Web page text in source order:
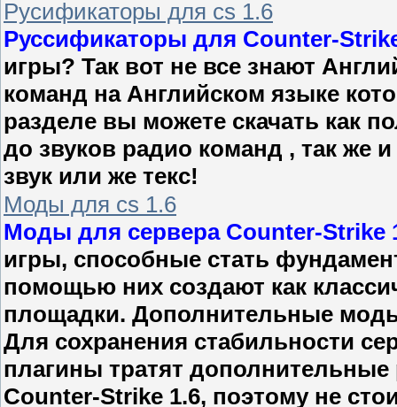
Русификаторы для cs 1.6
Руссификаторы для Counter-
игры? Так вот не все знают
команд на Английском языке
разделе вы можете скачать как
до звуков радио команд , так же
звук или же текс!
Моды для cs 1.6
Моды для сервера Counter-Strike
игры, способные стать
помощью них создают как
площадки. Дополнительные
Для сохранения стабильности
плагины тратят
Counter-Strike 1.6, поэтому не